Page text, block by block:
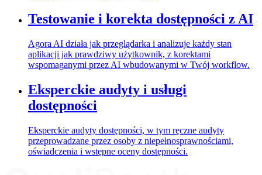
Testowanie i korekta dostępności z AI
Agora AI działa jak przeglądarka i analizuje każdy stan
aplikacji jak prawdziwy użytkownik, z korektami
wspomaganymi przez AI wbudowanymi w Twój workflow.
Eksperckie audyty i usługi
dostępności
Eksperckie audyty dostępności, w tym ręczne audyty
przeprowadzane przez osoby z niepełnosprawnościami,
oświadczenia i wstępne oceny dostępności.